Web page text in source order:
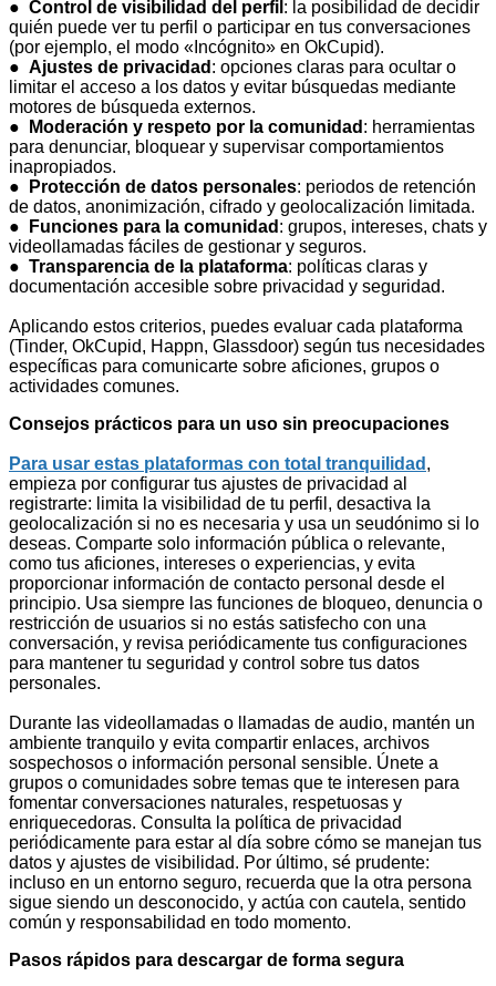
● Control de visibilidad del perfil : la posibilidad de decidir
quién puede ver tu perfil o participar en tus conversaciones
(por ejemplo, el modo «Incógnito» en OkCupid).
● Ajustes de privacidad : opciones claras para ocultar o
limitar el acceso a los datos y evitar búsquedas mediante
motores de búsqueda externos.
●
Moderación y respeto por la comunidad : herramientas
para denunciar, bloquear y supervisar comportamientos
inapropiados.
●
Protección de datos personales: periodos de retención
de datos, anonimización, cifrado y geolocalización limitada.
●
Funciones para la comunidad : grupos, intereses, chats y
videollamadas fáciles de gestionar y seguros.
● Transparencia de la plataforma: políticas claras y
documentación accesible sobre privacidad y seguridad.
Aplicando estos criterios, puedes evaluar cada plataforma
(Tinder, OkCupid, Happn, Glassdoor) según tus necesidades
específicas para comunicarte sobre aficiones, grupos o
actividades comunes.
Consejos prácticos para un uso sin preocupaciones
Para usar estas plataformas con total tranquilidad ,
empieza por configurar tus ajustes de privacidad al
registrarte: limita la visibilidad de tu perfil, desactiva la
geolocalización si no es necesaria y usa un seudónimo si lo
deseas. Comparte solo información pública o relevante,
como tus aficiones, intereses o experiencias, y evita
proporcionar información de contacto personal desde el
principio. Usa siempre las funciones de bloqueo, denuncia o
restricción de usuarios si no estás satisfecho con una
conversación, y revisa periódicamente tus configuraciones
para mantener tu seguridad y control sobre tus datos
personales.
Durante las videollamadas o llamadas de audio, mantén un
ambiente tranquilo y evita compartir enlaces, archivos
sospechosos o información personal sensible. Únete a
grupos o comunidades sobre temas que te interesen para
fomentar conversaciones naturales, respetuosas y
enriquecedoras. Consulta la política de privacidad
periódicamente para estar al día sobre cómo se manejan tus
datos y ajustes de visibilidad. Por último, sé prudente:
incluso en un entorno seguro, recuerda que la otra persona
sigue siendo un desconocido, y actúa con cautela, sentido
común y responsabilidad en todo momento.
Pasos rápidos para descargar de forma segura